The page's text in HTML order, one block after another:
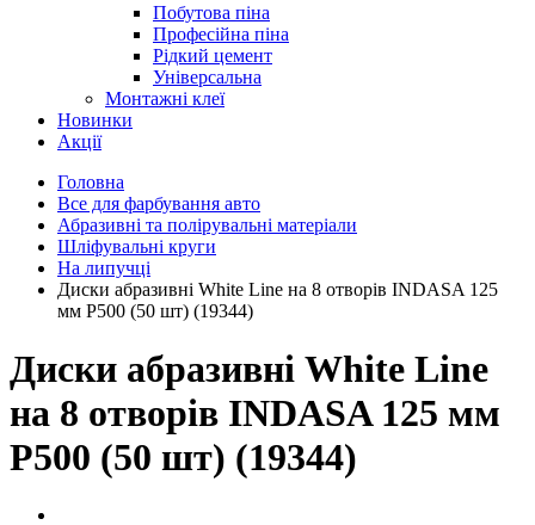
Побутова піна
Професійна піна
Рідкий цемент
Універсальна
Монтажні клеї
Новинки
Акції
Головна
Все для фарбування авто
Абразивні та полірувальні матеріали
Шліфувальні круги
На липучці
Диски абразивні White Line на 8 отворів INDASA 125
мм P500 (50 шт) (19344)
Диски абразивні White Line
на 8 отворів INDASA 125 мм
P500 (50 шт) (19344)